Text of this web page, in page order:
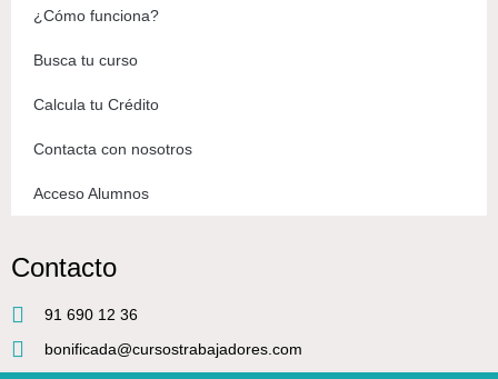
¿Cómo funciona?
Busca tu curso
Calcula tu Crédito
Contacta con nosotros
Acceso Alumnos
Contacto
91 690 12 36
bonificada@cursostrabajadores.com